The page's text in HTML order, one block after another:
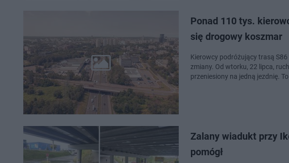
Ponad 110 tys.
się drogowy koszmar
Kierowcy podróżujący trasą
zmiany. Od wtorku, 22 lipca,
przeniesiony na jedną jezdnię. To
Zalany wiadukt przy
pomógł